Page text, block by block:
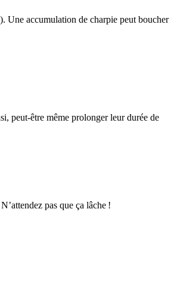
Une accumulation de charpie peut boucher
peut-être même prolonger leur durée de
pas que ça lâche !